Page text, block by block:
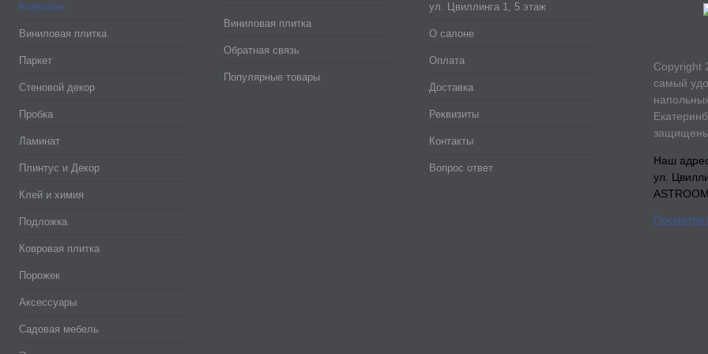
Ковролин
Виниловая плитка
Паркет
Стеновой декор
Пробка
Ламинат
Плинтус и Декор
Клей и химия
Подложка
Ковровая плитка
Порожек
Аксессуары
Садовая мебель
Виниловая плитка
Обратная связь
Популярные товары
ул. Цвиллинга 1, 5 этаж
О салоне
Оплата
Доставка
Реквизиты
Контакты
Вопрос ответ
Copyright
самый
Наш
ул.